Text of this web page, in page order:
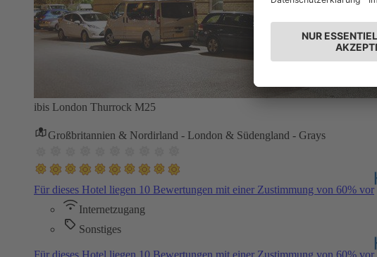
ibis London Thurrock M25
Großbritannien & Nordirland - London & Südengland - Grays
Für dieses Hotel liegen 10 Bewertungen mit einer Zustimmung von 60% vor
Internetzugang
Sonstiges
Für dieses Hotel liegen 10 Bewertungen mit einer Zustimmung von 60% vor